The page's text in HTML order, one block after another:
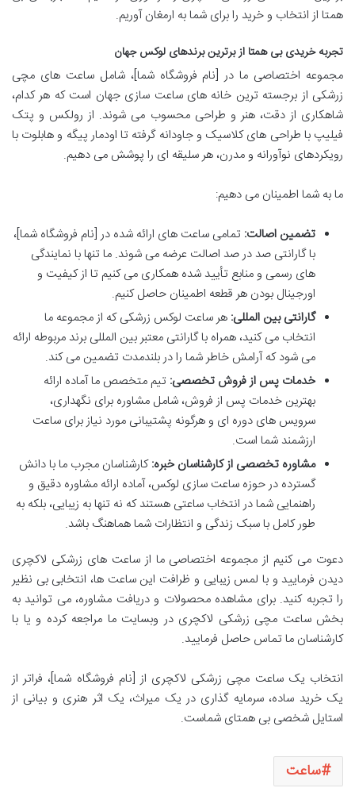
همتا از انتخاب و خرید را برای شما به ارمغان آوریم.
تجربه خریدی بی همتا از برترین برندهای لوکس جهان
مجموعه اختصاصی ما در [نام فروشگاه شما]، شامل ساعت های مچی
زرشکی از برجسته ترین خانه های ساعت سازی جهان است که هر کدام،
شاهکاری از دقت، هنر و طراحی محسوب می شوند. از رولکس و پتک
فیلیپ با طراحی های کلاسیک و جاودانه گرفته تا اودمار پیگه و هابلوت با
رویکردهای نوآورانه و مدرن، هر سلیقه ای را پوشش می دهیم.
ما به شما اطمینان می دهیم:
تضمین اصالت: تمامی ساعت های ارائه شده در [نام فروشگاه شما]،
با گارانتی صد در صد اصالت عرضه می شوند. ما تنها با نمایندگی
های رسمی و منابع تأیید شده همکاری می کنیم تا از کیفیت و
اورجینال بودن هر قطعه اطمینان حاصل کنیم.
گارانتی بین المللی: هر ساعت لوکس زرشکی که از مجموعه ما
انتخاب می کنید، همراه با گارانتی معتبر بین المللی برند مربوطه ارائه
می شود که آرامش خاطر شما را در بلندمدت تضمین می کند.
خدمات پس از فروش تخصصی: تیم متخصص ما آماده ارائه
بهترین خدمات پس از فروش، شامل مشاوره برای نگهداری،
سرویس های دوره ای و هرگونه پشتیبانی مورد نیاز برای ساعت
ارزشمند شما است.
مشاوره تخصصی از کارشناسان خبره:کارشناسان مجرب ما با دانش
گسترده در حوزه ساعت سازی لوکس، آماده ارائه مشاوره دقیق و
راهنمایی شما در انتخاب ساعتی هستند که نه تنها به زیبایی، بلکه به
طور کامل با سبک زندگی و انتظارات شما هماهنگ باشد.
دعوت می کنیم از مجموعه اختصاصی ما از ساعت های زرشکی لاکچری
دیدن فرمایید و با لمس زیبایی و ظرافت این ساعت ها، انتخابی بی نظیر
را تجربه کنید. برای مشاهده محصولات و دریافت مشاوره، می توانید به
بخش ساعت مچی زرشکی لاکچری در وبسایت ما مراجعه کرده و یا با
کارشناسان ما تماس حاصل فرمایید.
انتخاب یک ساعت مچی زرشکی لاکچری از [نام فروشگاه شما]، فراتر از
یک خرید ساده، سرمایه گذاری در یک میراث، یک اثر هنری و بیانی از
استایل شخصی بی همتای شماست.
ساعت